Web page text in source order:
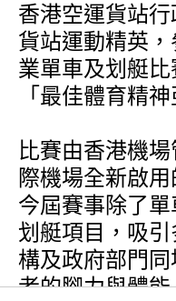
香港空運貨站
貨站運動精英
業單車及划艇
「最佳體育精
比賽由香港機
際機場全新啟
今屆賽事除了
划艇項目，吸
構及政府部門
者的腳力與體能